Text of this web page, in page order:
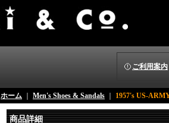
ご利用案内
ホーム Men's Shoes & Sandals 1957's US-
商品詳細